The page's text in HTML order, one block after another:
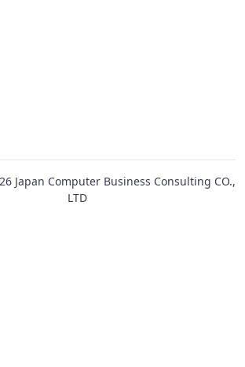
Japan Computer Business Consulting CO.,
LTD